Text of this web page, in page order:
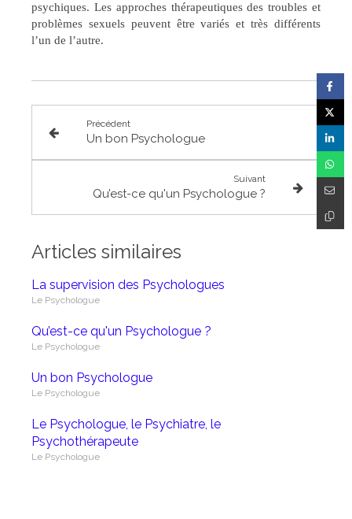
psychiques. Les approches thérapeutiques des troubles et
problèmes sexuels peuvent être variés et très différents
l’un de l’autre.
Précédent
Un bon Psychologue
Suivant
Qu’est-ce qu'un Psychologue ?
Articles similaires
La supervision des Psychologues
Le Psychologue
Qu’est-ce qu'un Psychologue ?
Le Psychologue
Un bon Psychologue
Le Psychologue
Le Psychologue, le Psychiatre, le
Psychothérapeute
Le Psychologue